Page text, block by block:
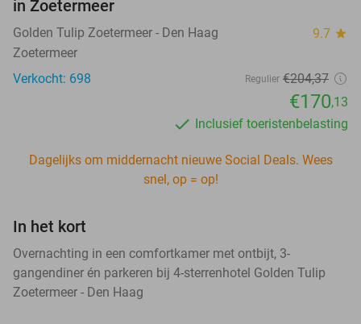
in Zoetermeer
Golden Tulip Zoetermeer - Den Haag 9.7 star
Zoetermeer
Verkocht: 698
Regulier €204,37
€170,13
Inclusief toeristenbelasting
Dagelijks om middernacht nieuwe Social Deals. Wees
snel, op = op!
In het kort
Overnachting in een comfortkamer met ontbijt, 3-
gangendiner én parkeren bij 4-sterrenhotel Golden Tulip
Zoetermeer - Den Haag